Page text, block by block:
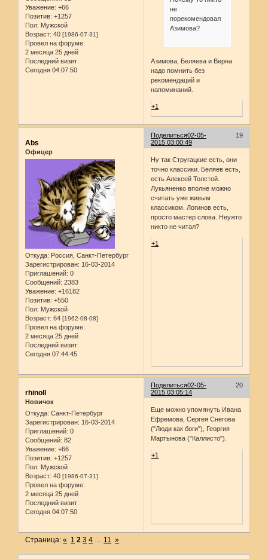
Уважение: +66
Позитив: +1257
Пол: Мужской
Возраст: 40 [1986-07-31]
Провел на форуме:
2 месяца 25 дней
Последний визит:
Сегодня 04:07:50
не
порекомендовал
Азимова?
Азимова, Беляева и Верна
надо помнить без
рекомендаций и
напоминаний.
+1
Поделиться 19
02-05-
2015 03:00:49
Abs
Офицер
Откуда: Россия, Санкт-Петербург
Зарегистрирован: 16-03-2014
Приглашений: 0
Сообщений: 2383
Уважение: +16182
Позитив: +550
Пол: Мужской
Возраст: 64 [1962-08-08]
Провел на форуме:
2 месяца 25 дней
Последний визит:
Сегодня 07:44:45
Ну так Стругацкие есть, они
точно классики. Беляев есть,
есть Алексей Толстой.
Лукьяненко вполне можно
считать уже живым
классиком. Логинов есть,
просто мастер слова. Неужто
никто не читал?
+1
Поделиться 20
02-05-
2015 03:05:14
rhinoll
Новичок
Откуда: Санкт-Петербург
Зарегистрирован: 16-03-2014
Приглашений: 0
Сообщений: 82
Уважение: +66
Позитив: +1257
Пол: Мужской
Возраст: 40 [1986-07-31]
Провел на форуме:
2 месяца 25 дней
Последний визит:
Сегодня 04:07:50
Еще можно упомянуть Ивана
Ефремова, Сергея Снегова
("Люди как боги"), Георгия
Мартынова ("Каллисто").
+1
Страница:« 1 2 3 4 … 11 »